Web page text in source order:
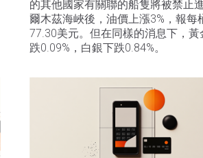
的其他國家有關聯的船隻將被禁止
爾木茲海峽後，油價上漲3%，報每
77.30美元。但在同樣的消息下，黃
跌0.09%，白銀下跌0.84%。